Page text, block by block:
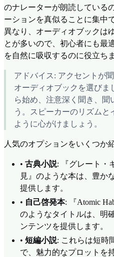
のナレーターが朗読している
ーションを真似ることに集中
異なり、オーディオブックは
とが多いので、初心者にも最
を自然に吸収するのに役立ちま
アドバイス: アクセントが
オーディオブックを選びま
ら始め、注意深く聞き、聞
う。スピーカーのリズムと
ように心がけましょう。
人気のオプションをいくつか
• 古典小説: 『グレート・
見』のような本は、豊か
提供します。
• 自己啓発本: 『Atomic
のようなタイトルは、明
ンテンツを提供します。
• 短編小説: これらは短時
で、魅力的なプロットを